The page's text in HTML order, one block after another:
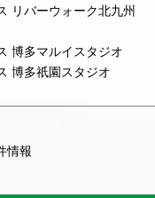
リバーウォーク北九州
博多マルイスタジオ
博多祇園スタジオ
情報